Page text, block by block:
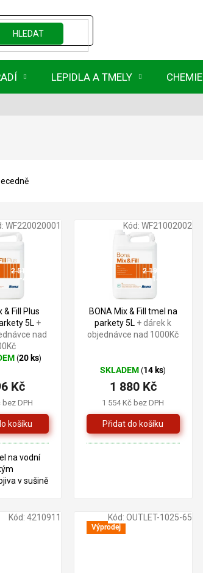
HLEDAT
LEPIDLA A TMELY CHEMIE
2 510 Kč
–4 %
& Fill Plus
5L +
nad
(20 ks)
bez DPH
Kč
na vodní
v sušině
WF220020001
2 195 Kč
–14 %
BONA Mix & Fill tmel na
parkety 5L + dárek k
objednávce nad 1000Kč
SKLADEM(14 ks)
1 554 Kč bez DPH
1 880 Kč
Kód:WF21002002
Kód: 4210911
Výprodej
Kód:OUTLET-1025-65